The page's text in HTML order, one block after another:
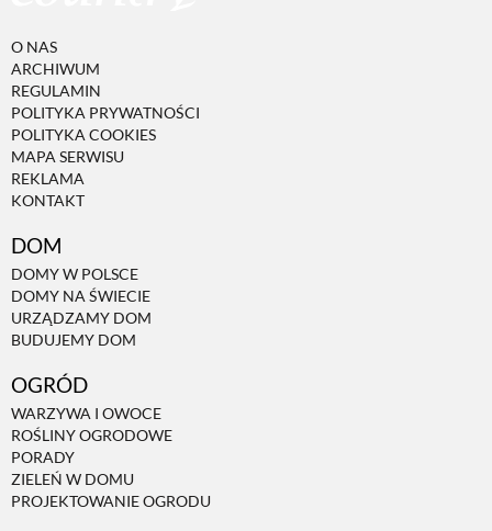
O NAS
ARCHIWUM
REGULAMIN
POLITYKA PRYWATNOŚCI
POLITYKA COOKIES
MAPA SERWISU
REKLAMA
KONTAKT
DOM
DOMY W POLSCE
DOMY NA ŚWIECIE
URZĄDZAMY DOM
BUDUJEMY DOM
OGRÓD
WARZYWA I OWOCE
ROŚLINY OGRODOWE
PORADY
ZIELEŃ W DOMU
PROJEKTOWANIE OGRODU